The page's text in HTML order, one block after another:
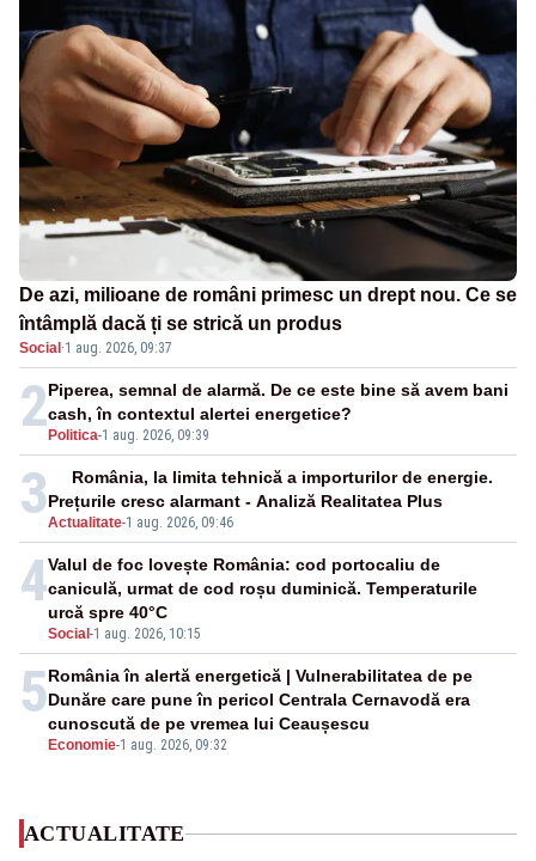
De azi, milioane de români primesc un drept nou. Ce se
întâmplă dacă ți se strică un produs
Social ·1 aug. 2026, 09:37
2 Politica-1 aug. 2026, 09:39
Piperea, semnal de alarmă. De ce este bine să avem bani
cash, în contextul alertei energetice?
3Actualitate-1 aug. 2026, 09:46
România, la limita tehnică a importurilor de energie.
Prețurile cresc alarmant - Analiză Realitatea Plus
4
Social -1 aug. 2026, 10:15
Valul de foc lovește România: cod portocaliu de
caniculă, urmat de cod roșu duminică. Temperaturile
urcă spre 40°C
5
Economie-1 aug. 2026, 09:32
România în alertă energetică | Vulnerabilitatea de pe
Dunăre care pune în pericol Centrala Cernavodă era
cunoscută de pe vremea lui Ceaușescu
ACTUALITATE